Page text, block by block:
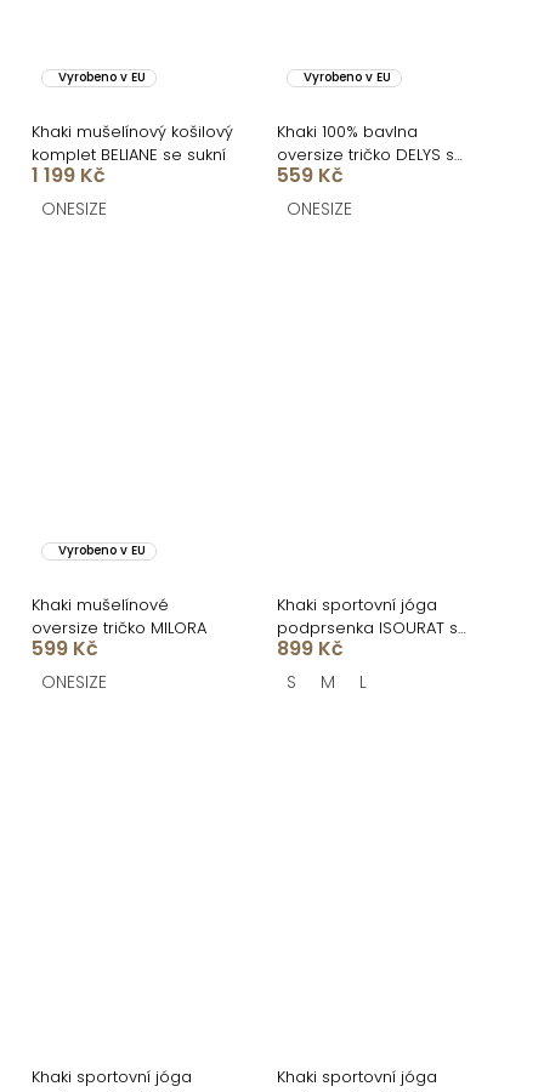
Vyrobeno v EU
Khaki mušelínový košilový
komplet BELIANE se sukní
1 199 Kč
ONESIZE
Vyrobeno v EU
Khaki 100% bavlna
oversize tričko DELYS s
krátkým rukávem
559 Kč
ONESIZE
Vyrobeno v EU
Khaki mušelínové
oversize tričko MILORA
599 Kč
ONESIZE
Khaki sportovní jóga
podprsenka ISOURAT s
vlnkami
899 Kč
S M L
Khaki sportovní jóga
Khaki sportovní jóga